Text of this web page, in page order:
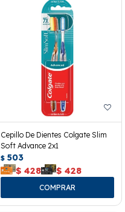
Cepillo De Dientes Colgate Slim
Soft Advance 2x1
$ 503
$ 428 $ 428